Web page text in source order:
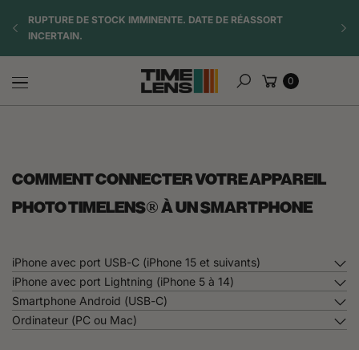
Inhalt
springen
RUPTURE DE STOCK IMMINENTE. DATE DE RÉASSORT
INCERTAIN.
Suchen
Warenkorb
0
COMMENT CONNECTER VOTRE APPAREIL
PHOTO TIMELENS® À UN SMARTPHONE
iPhone avec port USB-C (iPhone 15 et suivants)
iPhone avec port Lightning (iPhone 5 à 14)
Smartphone Android (USB-C)
Ordinateur (PC ou Mac)